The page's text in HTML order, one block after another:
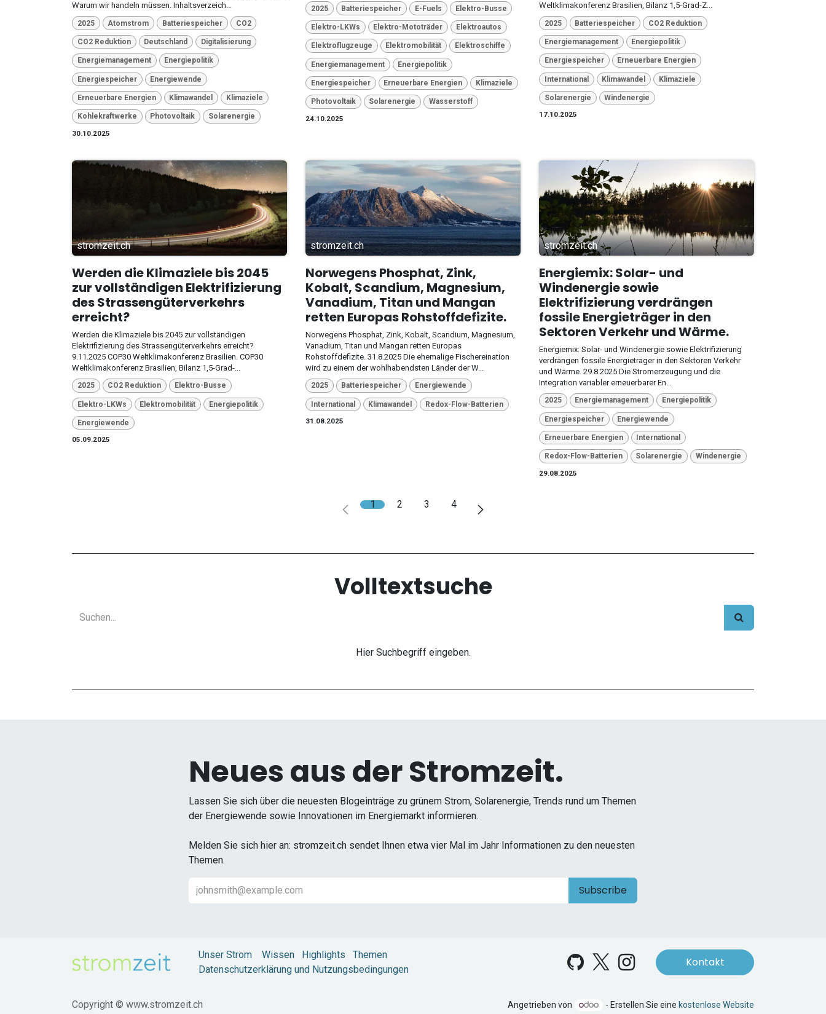
Warum wir handeln müssen. Inhaltsverzeich...
2025 Atomstrom Batteriespeicher CO2
CO2 Reduktion Deutschland Digitalisierung
Energiemanagement Energiepolitik
Energiespeicher Energiewende
Erneuerbare Energien Klimawandel Klimaziele
Kohlekraftwerke Photovoltaik
Solarenergie
30.10.2025
2025 Batteriespeicher E-Fuels Elektro-Busse
Elektro-LKWs Elektro-Mototräder Elektroautos
Elektroflugzeuge Elektromobilität Elektroschiffe
Energiemanagement Energiepolitik
Energiespeicher Erneuerbare Energien Klimaziele
Photovoltaik Solarenergie
Wasserstoff
24.10.2025
Weltklimakonferenz Brasilien, Bilanz 1,5-Grad-Z...
2025 Batteriespeicher CO2 Reduktion
Energiemanagement Energiepolitik
Energiespeicher Erneuerbare Energien
International Klimawandel Klimaziele
Solarenergie
Windenergie
17.10.2025
stromzeit.ch
Werden die Klimaziele bis 2045
zur vollständigen Elektrifizierung
des Strassengüterverkehrs
erreicht?
Werden die Klimaziele bis 2045 zur vollständigen
Elektrifizierung des Strassengüterverkehrs erreicht?
9.11.2025 COP30 Weltklimakonferenz Brasilien. COP30
Weltklimakonferenz Brasilien, Bilanz 1,5-Grad-...
2025 CO2 Reduktion Elektro-Busse
Elektro-LKWs Elektromobilität Energiepolitik
Energiewende
05.09.2025
stromzeit.ch
Norwegens Phosphat, Zink,
Kobalt, Scandium, Magnesium,
Vanadium, Titan und Mangan
retten Europas Rohstoffdefizite.
Norwegens Phosphat, Zink, Kobalt, Scandium, Magnesium,
Vanadium, Titan und Mangan retten Europas
Rohstoffdefizite. 31.8.2025 Die ehemalige Fischereination
wird zu einem der wohlhabendsten Länder der W...
2025 Batteriespeicher Energiewende
International Klimawandel
Redox-Flow-Batterien
31.08.2025
stromzeit.ch
Energiemix: Solar- und
Windenergie sowie
Elektrifizierung verdrängen
fossile Energieträger in den
Sektoren Verkehr und Wärme.
Energiemix: Solar- und Windenergie sowie Elektrifizierung
verdrängen fossile Energieträger in den Sektoren Verkehr
und Wärme. 29.8.2025 Die Stromerzeugung und die
Integration variabler erneuerbarer En...
2025 Energiemanagement Energiepolitik
Energiespeicher Energiewende
Erneuerbare Energien International
Redox-Flow-Batterien Solarenergie
Windenergie
29.08.2025
1 2 3 4
Volltextsuche
Hier Suchbegriff eingeben.
Neues aus der Stromzeit.
Lassen Sie sich über die neuesten Blogeinträge zu grünem Strom, Solarenergie, Trends rund um Themen
der Energiewende sowie Innovationen im Energiemarkt informieren.
Melden Sie sich hier an: stromzeit.ch sendet Ihnen etwa vier Mal im Jahr Informationen zu den neuesten
Themen.
Subscribe
Unser Strom Wissen Highlights
Themen
Datenschutzerklärung und Nutzungsbedingungen
Kontakt
Copyright © www.stromzeit.ch Angetrieben von - Erstellen Sie eine kostenlose Website